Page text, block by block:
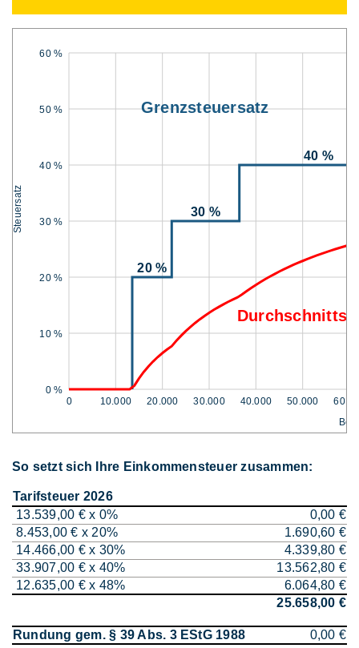
0 %
10 %
20 %
30 %
40 %
50 %
60 %
0 10.000 20.000 30.000 40.000 50.000
Grenzsteuersatz
20 %
30 %
40 %
Steuersatz
So setzt sich Ihre Einkommensteuer zusammen:
Tarifsteuer 2026
13.539,00 € x 0%
0,00 €
8.453,00 € x 20%
1.690,60 €
14.466,00 € x 30%
4.339,80 €
33.907,00 € x 40%
13.562,80 €
12.635,00 € x 48%
6.064,80 €
25.658,00 €
Rundung gem. § 39 Abs. 3 EStG 1988 0,00 €